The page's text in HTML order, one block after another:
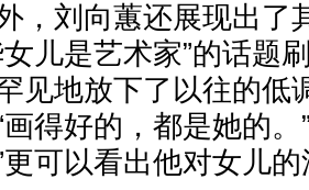
，刘向蕙还展现出了
儿是艺术家”的话题
见地放下了以往的低
得好的，都是她的。
可以看出他对女儿